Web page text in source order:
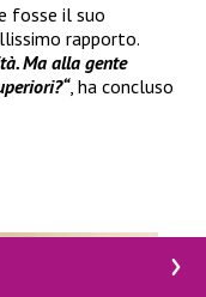
fosse il suo
rapporto.
Ma alla gente
, ha concluso